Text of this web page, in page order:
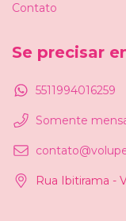
Contato
Se precisar
5511994016259
Somente
Rua Ibitirama -